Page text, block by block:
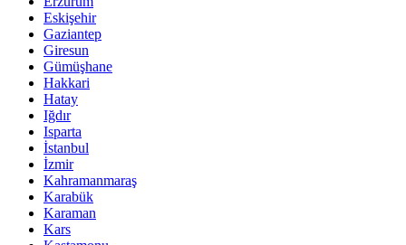
Eskişehir
Gaziantep
Giresun
Gümüşhane
Hakkari
Hatay
Iğdır
Isparta
İstanbul
İzmir
Kahramanmaraş
Karabük
Karaman
Kars